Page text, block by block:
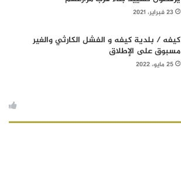
23 فبراير، 2021
كيفه / بلدية كيفه و الفشل الكارثي والغير
مسبوق على الإطلاق
25 مايو، 2022